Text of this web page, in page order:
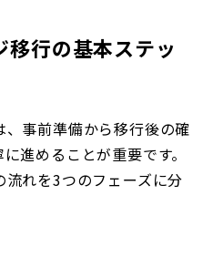
移行の基本ステッ
事前準備から移行後の確
進めることが重要です。
れを3つのフェーズに分